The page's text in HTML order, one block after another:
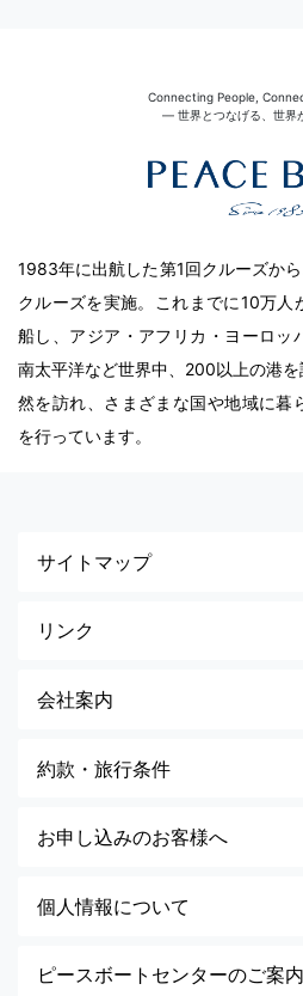
Connecting People,
― 世界とつなげる、世界
1983年に出航した第1回クルーズか
クルーズを実施。これまでに10万人
船し、アジア・アフリカ・ヨーロッ
南太平洋など世界中、200以上の港
然を訪れ、さまざまな国や地域に暮
を行っています。
サイトマップ
リンク
会社案内
約款・旅行条件
お申し込みのお客様へ
個人情報について
ピースボートセンターのご案内